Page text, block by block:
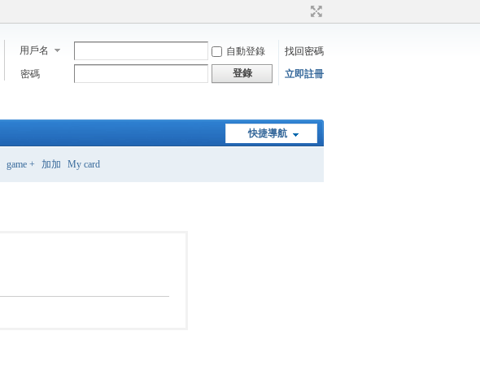
用戶名 自動登錄
找回密碼
密碼
登錄 立即註冊
快捷導航
game + 加加 My card